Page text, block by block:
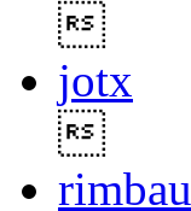
jotx